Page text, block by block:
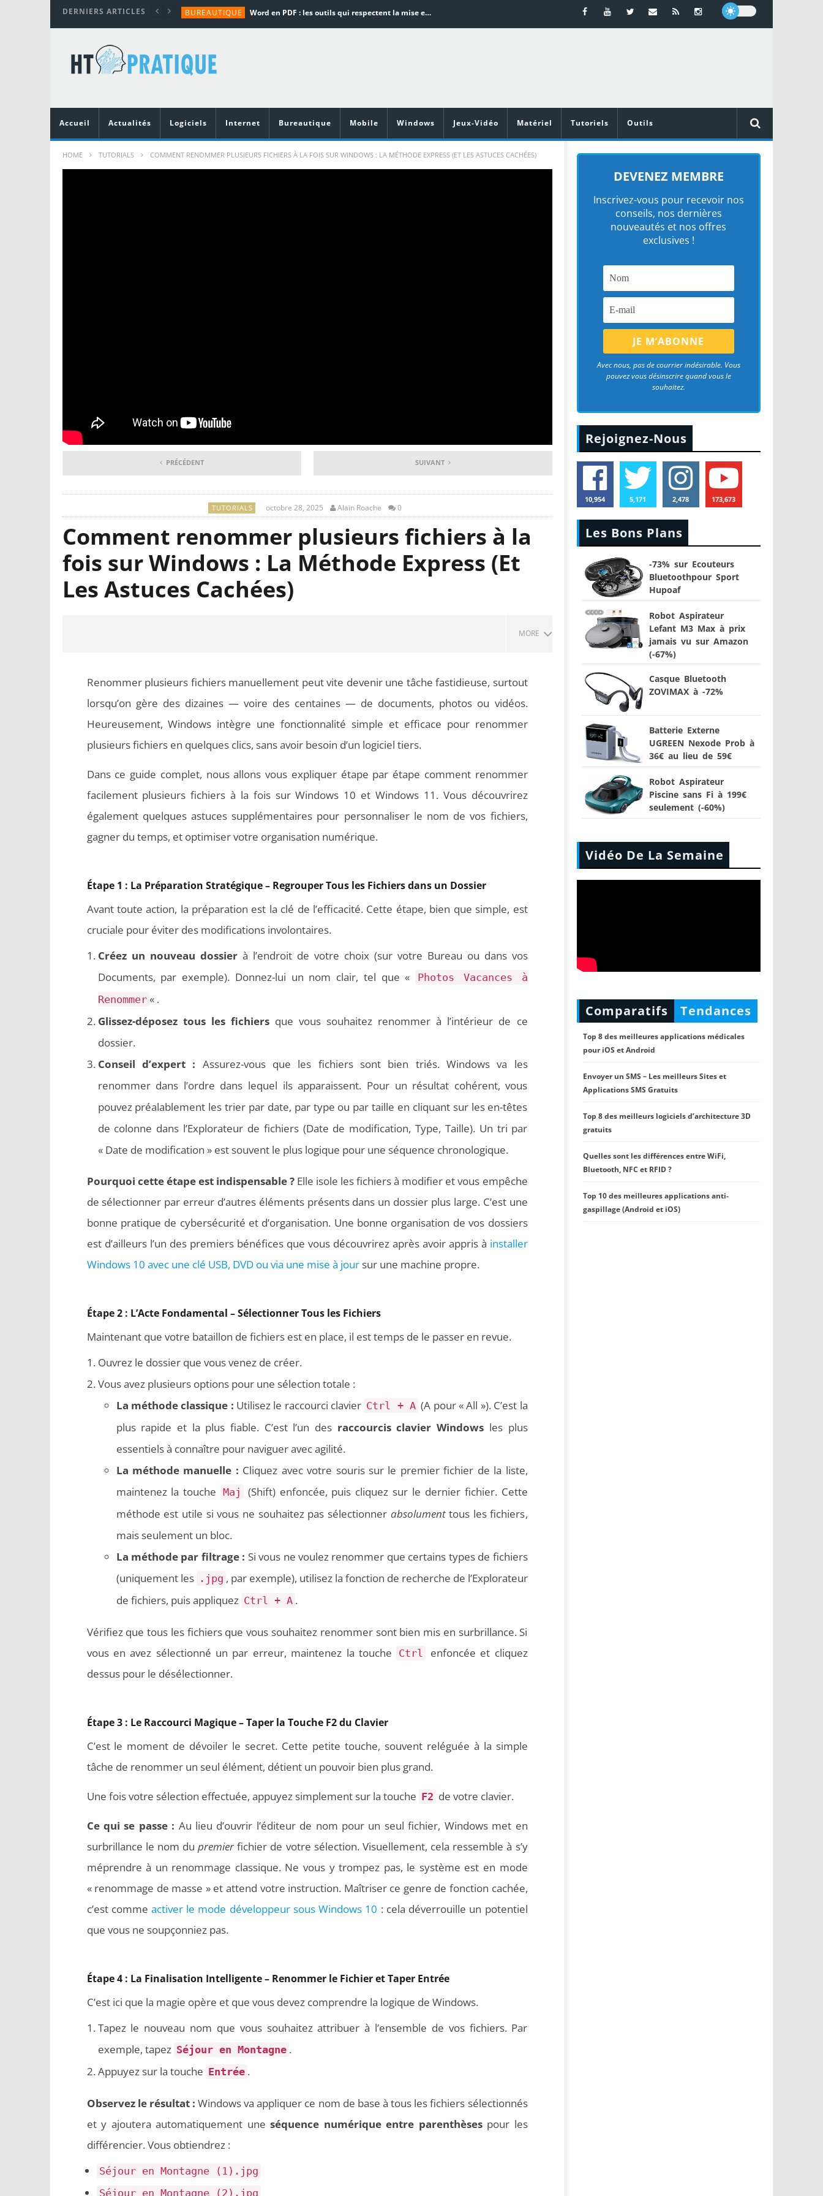
DERNIERS ARTICLES BUREAUTIQUE Word en PDF : les outils qui respectent la mise en page
TUTORIALS
MATÉRIEL
Vidéoprojecteurs Asus : Top 6 des meilleurs modèles de la marque
Accueil
Actualités Logiciels Internet Bureautique Mobile Windows Jeux-Vidéo Matériel Tutoriels Outils
HOME TUTORIALS COMMENT RENOMMER PLUSIEURS FICHIERS À LA FOIS SUR WINDOWS : LA MÉTHODE EXPRESS (ET LES ASTUCES CACHÉES)
PRÉCÉDENT SUIVANT
TUTORIALS octobre 28, 2025 Alain Roache 0
Comment renommer plusieurs fichiers à la
fois sur Windows : La Méthode Express (Et
Les Astuces Cachées)
MORE
Comment renommer plusieurs
fichiers à la fois sur Windows : La
Méthode Express (Et Les Astuces
Cachées)
Word en PDF : les outils qui
respectent la mise en page
Aspirateurs ECOVACS : Top 9 des
meilleurs modèles de la marque
Comment programmer l’arrêt
automatique de son pc sous
Windows 10 ?
Aspirateurs Xiaomi : Top 11 des
Vidéoprojecteurs Asus : Top 6 des
meilleurs modèles de la marque
Renommer plusieurs fichiers manuellement peut vite devenir une tâche fastidieuse, surtout
lorsqu’on gère des dizaines — voire des centaines — de documents, photos ou vidéos.
Heureusement, Windows intègre une fonctionnalité simple et efficace pour renommer
plusieurs fichiers en quelques clics, sans avoir besoin d’un logiciel tiers.
Dans ce guide complet, nous allons vous expliquer étape par étape comment renommer
facilement plusieurs fichiers à la fois sur Windows 10 et Windows 11. Vous découvrirez
également quelques astuces supplémentaires pour personnaliser le nom de vos fichiers,
gagner du temps, et optimiser votre organisation numérique.
Étape 1 : La Préparation Stratégique – Regrouper Tous les Fichiers dans un Dossier
Avant toute action, la préparation est la clé de l’efficacité. Cette étape, bien que simple, est
cruciale pour éviter des modifications involontaires.
Créez un nouveau dossierà l’endroit de votre choix (sur votre Bureau ou dans vos
Documents, par exemple). Donnez-lui un nom clair, tel que «
Photos Vacances à
Renommer « .
Glissez-déposez tous les fichiersque vous souhaitez renommer à l’intérieur de ce
dossier.
Conseil d’expert : Assurez-vous que les fichiers sont bien triés. Windows va les
renommer dans l’ordre dans lequel ils apparaissent. Pour un résultat cohérent, vous
pouvez préalablement les trier par date, par type ou par taille en cliquant sur les en-têtes
de colonne dans l’Explorateur de fichiers (Date de modification, Type, Taille). Un tri par
« Date de modification » est souvent le plus logique pour une séquence chronologique.
Pourquoi cette étape est indispensable ?Elle isole les fichiers à modifier et vous empêche
de sélectionner par erreur d’autres éléments présents dans un dossier plus large. C’est une
bonne pratique de cybersécurité et d’organisation. Une bonne organisation de vos dossiers
est d’ailleurs l’un des premiers bénéfices que vous découvrirez après avoir appris à installer
Windows 10 avec une clé USB, DVD ou via une mise à joursur une machine propre.
Étape 2 : L’Acte Fondamental – Sélectionner Tous les Fichiers
Maintenant que votre bataillon de fichiers est en place, il est temps de le passer en revue.
Ouvrez le dossier que vous venez de créer.
Vous avez plusieurs options pour une sélection totale :
La méthode classique : Utilisez le raccourci clavier Ctrl + A (A pour « All »). C’est la
plus rapide et la plus fiable. C’est l’un des raccourcis clavier Windows les plus
essentiels à connaître pour naviguer avec agilité.
La méthode manuelle : Cliquez avec votre souris sur le premier fichier de la liste,
maintenez la touche Maj
(Shift) enfoncée, puis cliquez sur le dernier fichier. Cette
méthode est utile si vous ne souhaitez pas sélectionner absolumenttous les fichiers,
mais seulement un bloc.
La méthode par filtrage : Si vous ne voulez renommer que certains types de fichiers
(uniquement les .jpg , par exemple), utilisez la fonction de recherche de l’Explorateur
de fichiers, puis appliquez Ctrl + A .
Vérifiez que tous les fichiers que vous souhaitez renommer sont bien mis en surbrillance. Si
vous en avez sélectionné un par erreur, maintenez la touche
Ctrl
enfoncée et cliquez
dessus pour le désélectionner.
Étape 3 : Le Raccourci Magique – Taper la Touche F2 du Clavier
C’est le moment de dévoiler le secret. Cette petite touche, souvent reléguée à la simple
tâche de renommer un seul élément, détient un pouvoir bien plus grand.
Une fois votre sélection effectuée, appuyez simplement sur la touche F2 de votre clavier.
Ce qui se passe : Au lieu d’ouvrir l’éditeur de nom pour un seul fichier, Windows met en
surbrillance le nom dupremier fichier de votre sélection. Visuellement, cela ressemble à s’y
méprendre à un renommage classique. Ne vous y trompez pas, le système est en mode
« renommage de masse » et attend votre instruction. Maîtriser ce genre de fonction cachée,
c’est comme activer le mode développeur sous Windows 10 : cela déverrouille un potentiel
que vous ne soupçonniez pas.
Étape 4 : La Finalisation Intelligente – Renommer le Fichier et Taper Entrée
C’est ici que la magie opère et que vous devez comprendre la logique de Windows.
Tapez le nouveau nom que vous souhaitez attribuer à l’ensemble de vos fichiers. Par
exemple, tapez Séjour en Montagne .
Appuyez sur la touche Entrée .
Observez le résultat : Windows va appliquer ce nom de base à tous les fichiers sélectionnés
et y ajoutera automatiquement une séquence numérique entre parenthèsespour les
différencier. Vous obtiendrez :
Séjour en Montagne (1).jpg
Séjour en Montagne (2).jpg
DEVENEZ MEMBRE
Inscrivez-vous pour recevoir nos
conseils, nos dernières
nouveautés et nos offres
exclusives !
Avec nous, pas de courrier indésirable. Vous
pouvez vous désinscrire quand vous le
souhaitez.
Rejoignez-Nous
10,954 5,171 2,478 173,673
Les Bons Plans
-73% sur Ecouteurs
Bluetoothpour Sport
Hupoaf
Robot Aspirateur
Lefant M3 Max à prix
jamais vu sur Amazon
(-67%)
Casque Bluetooth
ZOVIMAX à -72%
Batterie Externe
UGREEN Nexode Prob à
36€ au lieu de 59€
Robot Aspirateur
Piscine sans Fi à 199€
seulement (-60%)
Vidéo De La Semaine
Comparatifs Tendances
Top 8 des meilleures applications médicales
pour iOS et Android
Envoyer un SMS – Les meilleurs Sites et
Applications SMS Gratuits
Top 8 des meilleurs logiciels d’architecture 3D
gratuits
Quelles sont les différences entre WiFi,
Bluetooth, NFC et RFID ?
Top 10 des meilleures applications anti-
gaspillage (Android et iOS)